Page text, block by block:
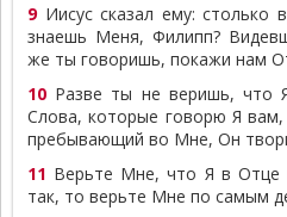
9Иисус сказал ему: столько
знаешь Меня, Филипп?
же ты говоришь, покажи нам
10 Разве ты не веришь,
Слова, которые говорю Я
пребывающий во Мне, Он
11 Верьте Мне, что Я в
так, то верьте Мне по самым